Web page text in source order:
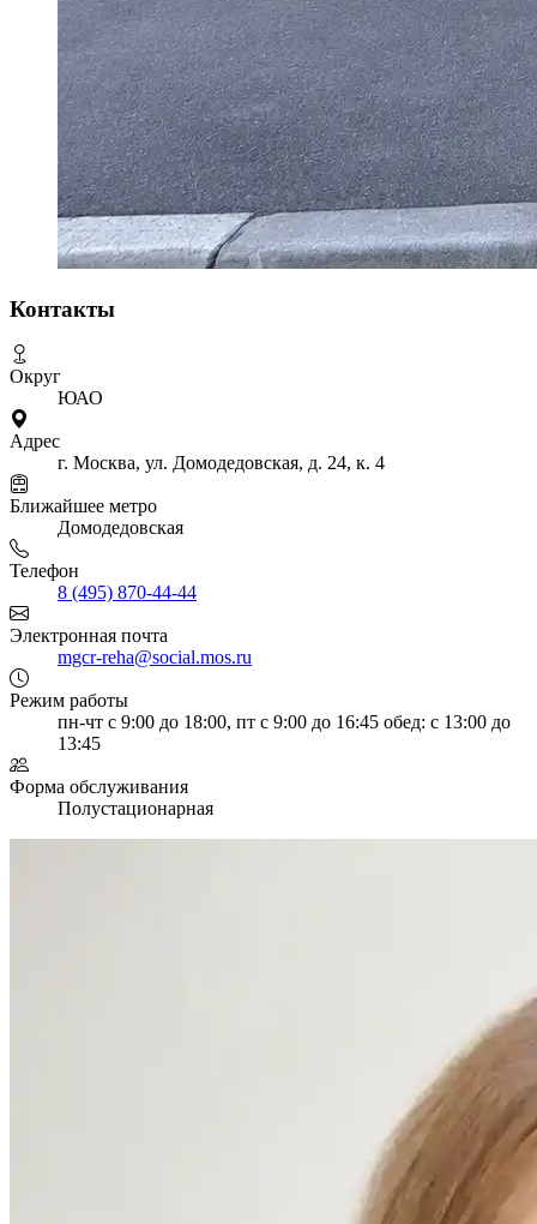
Контакты
Округ
ЮАО
Адрес
г. Москва, ул. Домодедовская, д. 24, к. 4
Ближайшее метро
Домодедовская
Телефон
8 (495) 870-44-44
Электронная почта
mgcr-reha@social.mos.ru
Режим работы
пн-чт с 9:00 до 18:00, пт с 9:00 до 16:45 обед: с 13:00 до
13:45
Форма обслуживания
Полустационарная